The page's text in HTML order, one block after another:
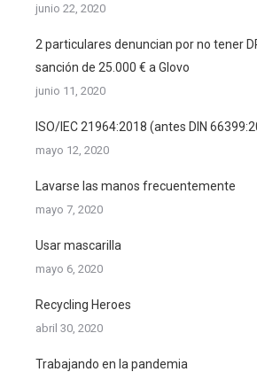
junio 22, 2020
2 particulares denuncian por no tener
sanción de 25.000 € a Glovo
junio 11, 2020
ISO/IEC 21964:2018 (antes DIN
mayo 12, 2020
Lavarse las manos frecuentemente
mayo 7, 2020
Usar mascarilla
mayo 6, 2020
Recycling Heroes
abril 30, 2020
Trabajando en la pandemia